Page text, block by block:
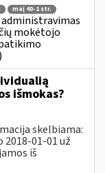
maį 40-1 str.
administravimas
mokėtojo
išmokas?
skelbiama:
01-01 už
iš